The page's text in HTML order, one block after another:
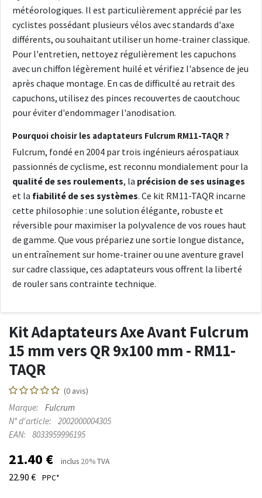
météorologiques. Il est particulièrement apprécié par les
cyclistes possédant plusieurs vélos avec standards d'axe
différents, ou souhaitant utiliser un home-trainer classique.
Pour l'entretien, nettoyez régulièrement les capuchons
avec un chiffon légèrement huilé et vérifiez l'absence de jeu
après chaque montage. En cas de difficulté au retrait des
capuchons, utilisez des pinces recouvertes de caoutchouc
pour éviter d'endommager l'anodisation.
Pourquoi choisir les adaptateurs Fulcrum RM11-TAQR ?
Fulcrum, fondé en 2004 par trois ingénieurs aérospatiaux
passionnés de cyclisme, est reconnu mondialement pour la
qualité de ses roulements, la précision de ses usinages
et la fiabilité de ses systèmes. Ce kit RM11-TAQR incarne
cette philosophie : une solution élégante, robuste et
réversible pour maximiser la polyvalence de vos roues haut
de gamme. Que vous prépariez une sortie longue distance,
un entraînement sur home-trainer ou une aventure gravel
sur cadre classique, ces adaptateurs vous offrent la liberté
de rouler sans contrainte technique.
Kit Adaptateurs Axe Avant Fulcrum
15 mm vers QR 9x100 mm - RM11-
TAQR
(0 avis)
Marque:
Fulcrum
N° d'article:
2002000004305
EAN:
8033959996195
21.40 € inclus 20%TVA
22.90 € PPC*